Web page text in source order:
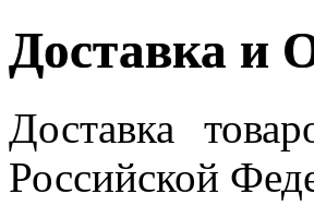
Доставка и
Доставка
Российской